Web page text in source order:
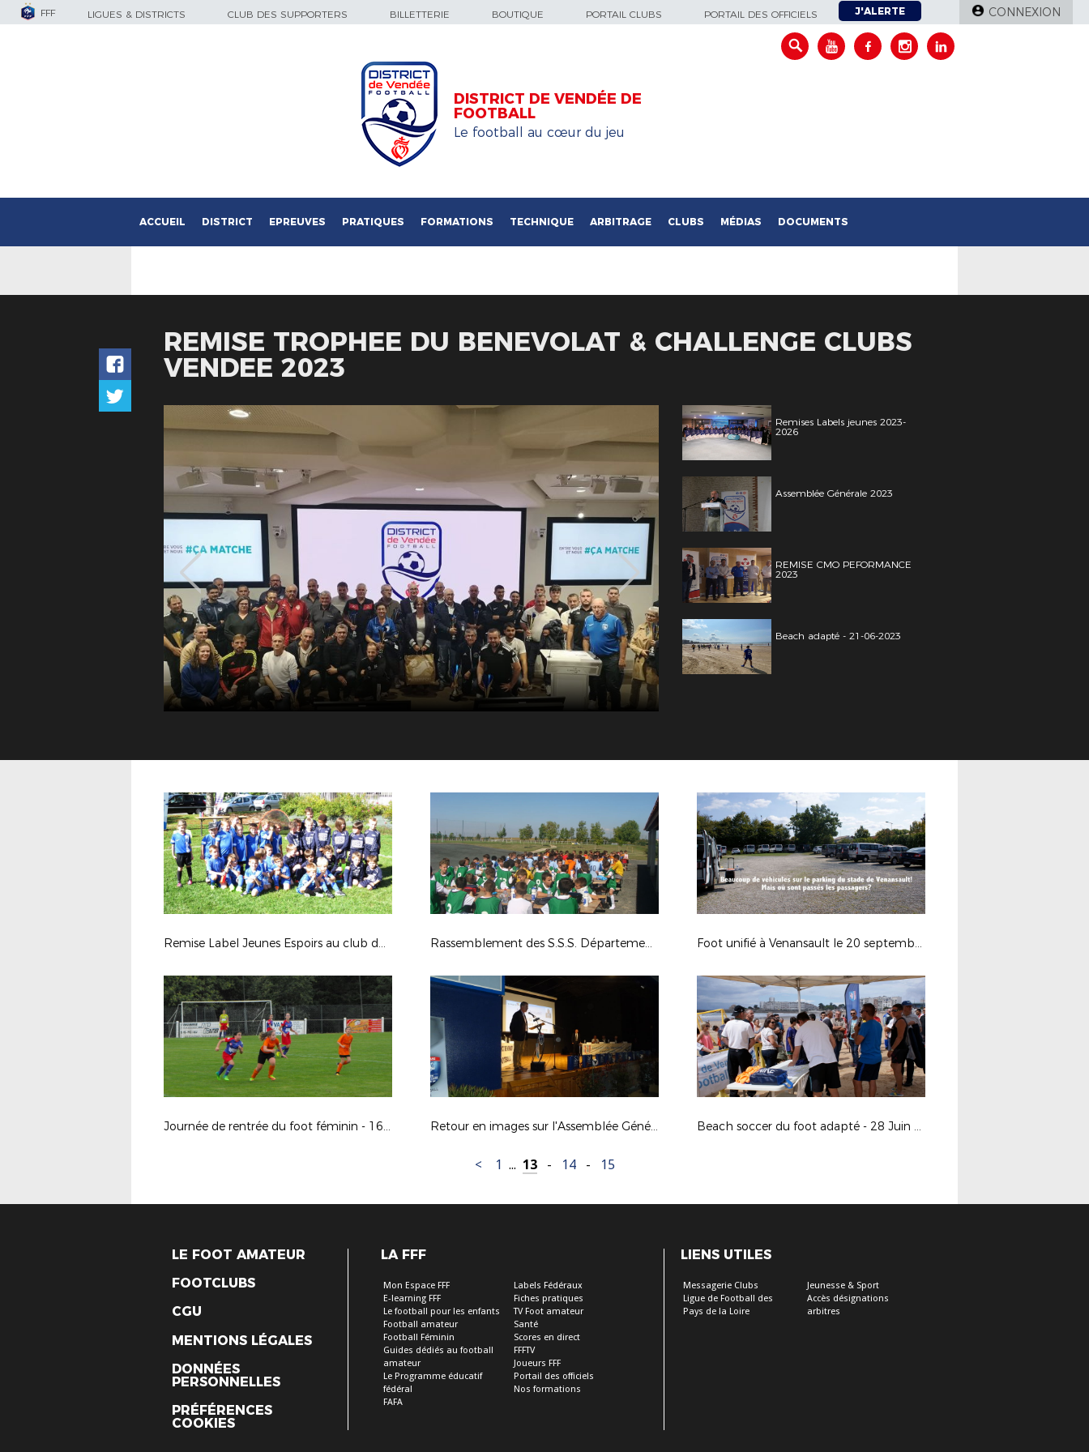
FFF LIGUES & DISTRICTS CLUB DES SUPPORTERS BILLETTERIE BOUTIQUE PORTAIL CLUBS PORTAIL DES OFFICIELS J'ALERTE CONNEXION
DISTRICT DE VENDÉE DE
FOOTBALL
Le football au cœur du jeu
ACCUEIL DISTRICT EPREUVES PRATIQUES FORMATIONS TECHNIQUE ARBITRAGE CLUBS MÉDIAS DOCUMENTS
REMISE TROPHEE DU BENEVOLAT & CHALLENGE CLUBS
VENDEE 2023
Remises Labels jeunes 2023-
2026
Assemblée Générale 2023
REMISE CMO PEFORMANCE
2023
Beach adapté - 21-06-2023
Remise Label Jeunes Espoirs au club du FC2 Sud Vendée Rassemblement des S.S.S. Départementales Foot unifié à Venansault le 20 septembre 2017
Journée de rentrée du foot féminin - 16 septembre 2017 aux Clouzeaux Retour en images sur l'Assemblée Générale du District Beach soccer du foot adapté - 28 Juin 2017 aux Sables d'Olonne
< 1 ... 13 - 14 - 15
LE FOOT AMATEUR
FOOTCLUBS
CGU
MENTIONS LÉGALES
DONNÉES
PERSONNELLES
PRÉFÉRENCES
COOKIES
LA FFF
Mon Espace FFF
E-learning FFF
Le football pour les enfants
Football amateur
Football Féminin
Guides dédiés au football
amateur
Le Programme éducatif
fédéral
FAFA
Labels Fédéraux
Fiches pratiques
TV Foot amateur
Santé
Scores en direct
FFFTV
Joueurs FFF
Portail des officiels
Nos formations
LIENS UTILES
Messagerie Clubs
Ligue de Football des
Pays de la Loire
Jeunesse & Sport
Accès désignations
arbitres